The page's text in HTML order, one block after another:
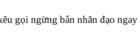
gọi ngừng bắn nhân đạo ngay